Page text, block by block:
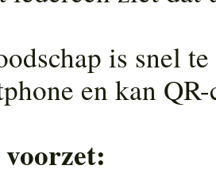
is snel
en kan